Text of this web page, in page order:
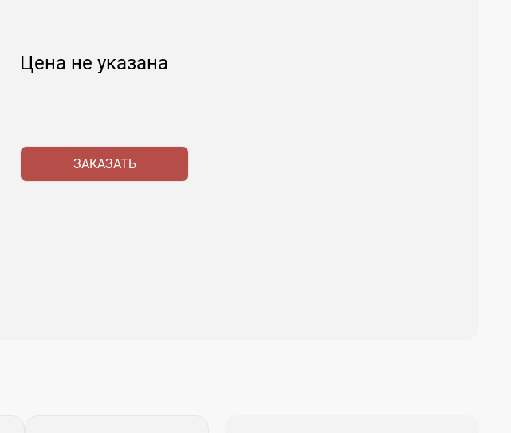
Цена не указана
ЗАКАЗАТЬ